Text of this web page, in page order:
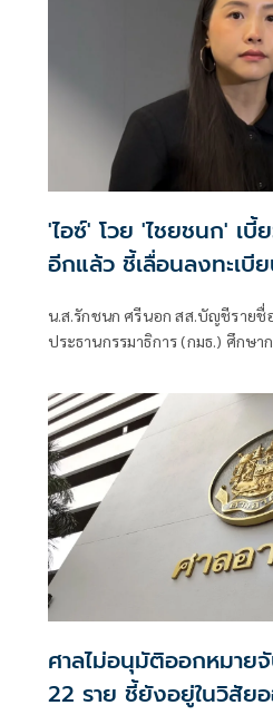
'ไอซ์' โวย 'ไชยชนก' เบี้
อีกแล้ว ชี้เลื่อนลงทะเบี
น.ส.รักชนก ศรีนอก สส.บัญชีราย
ประธานกรรมาธิการ (กมธ.) ศึกษ
มกมธ.ว่า มีการพิจารณาโครงการ
ว่าจะมีการลงทะเบียนในวันที่ 15 ก.
ศาลไม่อนุมัติออกหมาย
22 ราย ชี้ยังอยู่ในวิสัย